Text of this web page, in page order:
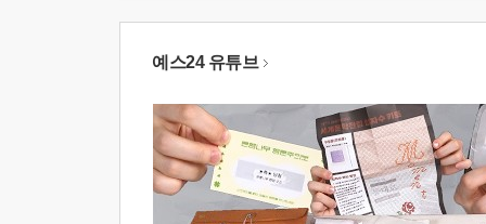
예스24 유튜브